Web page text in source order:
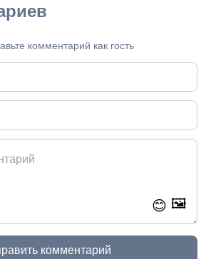
комментарий как гость
😊 🖼️
комментарий